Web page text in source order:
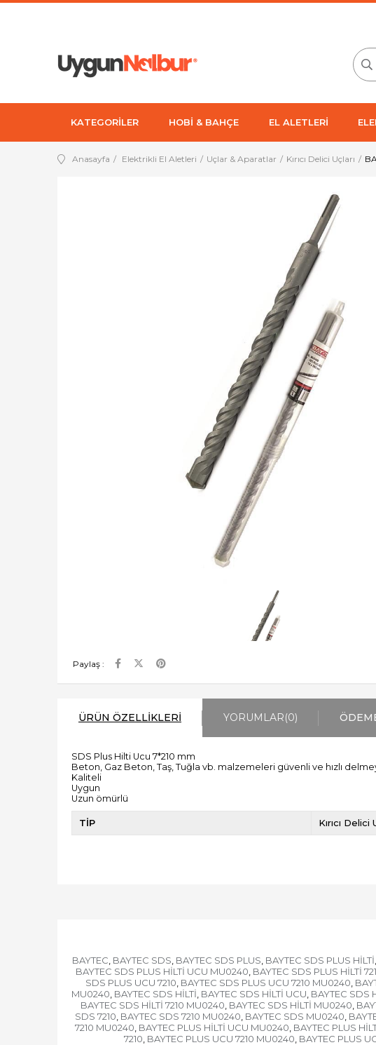
KATEGORİLER HOBİ & BAHÇE EL ALETLERİ
Anasayfa Elektrikli El Aletleri Uçlar & Aparatlar Kırıcı Delici Uçları
Paylaş :
ÜRÜN ÖZELLIKLERI YORUMLAR(0)
SDS Plus Hilti Ucu 7*210 mm
Beton, Gaz Beton, Taş, Tuğla vb. malzemeleri güvenli ve hızlı
Kaliteli
Uygun
Uzun ömürlü
TİP Kırıcı Delici
BAYTEC, BAYTEC SDS, BAYTEC SDS PLUS, BAYTEC SDS PLUS HİLTİ,
BAYTEC SDS PLUS HİLTİ UCU MU0240, BAYTEC SDS PLUS HİLTİ
SDS PLUS UCU 7210, BAYTEC SDS PLUS UCU 7210 MU0240,
MU0240, BAYTEC SDS HİLTİ, BAYTEC SDS HİLTİ UCU, BAYTEC SDS
BAYTEC SDS HİLTİ 7210 MU0240, BAYTEC SDS HİLTİ MU0240,
SDS 7210, BAYTEC SDS 7210 MU0240, BAYTEC SDS MU0240,
7210 MU0240, BAYTEC PLUS HİLTİ UCU MU0240, BAYTEC PLUS
7210, BAYTEC PLUS UCU 7210 MU0240, BAYTEC PLUS